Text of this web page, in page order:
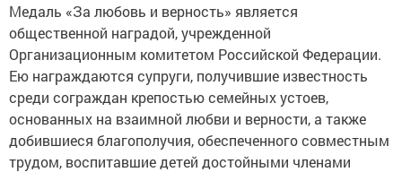
Медаль «За любовь и верность» является
общественной наградой, учрежденной
Организационным комитетом Российской Федерации.
Ею награждаются супруги, получившие известность
среди сограждан крепостью семейных устоев,
основанных на взаимной любви и верности, а также
добившиеся благополучия, обеспеченного совместным
трудом, воспитавшие детей достойными членами